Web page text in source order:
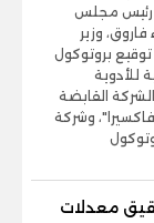
رئيس مجلس
فاروق، وزير
توقيع بروتوكول
للأدوية
القابضة
وشركة
معدلات